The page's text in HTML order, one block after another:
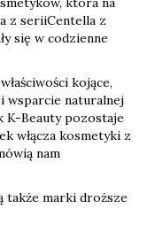
z seriiCentella z
się w codzienne
kojące,
wsparcie naturalnej
K-Beauty pozostaje
włącza kosmetyki z
nam
także marki droższe